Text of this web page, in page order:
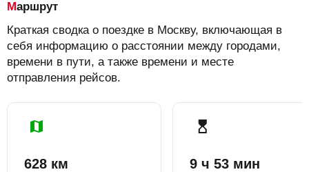
Маршрут
Краткая сводка о поездке в Москву, включающая в
себя информацию о расстоянии между городами,
времени в пути, а также времени и месте
отправления рейсов.
628 км 9 ч 53 мин